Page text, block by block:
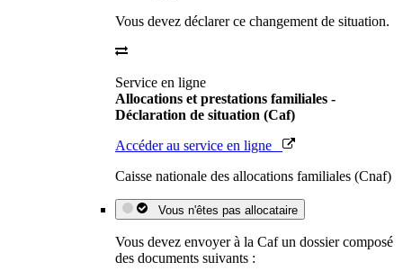
Vous devez déclarer ce changement de situation.
Service en ligne
Allocations et prestations familiales -
Déclaration de situation (Caf)
Accéder au service en ligne
Caisse nationale des allocations familiales (Cnaf)
Vous n'êtes pas allocataire
Vous devez envoyer à la Caf un dossier composé
des documents suivants :